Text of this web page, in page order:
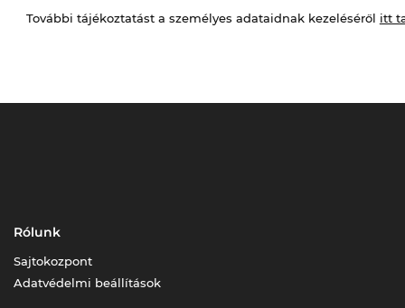
További tájékoztatást a személyes adataidnak kezeléséről itt
Rólunk
Sajtokozpont
Adatvédelmi beállítások